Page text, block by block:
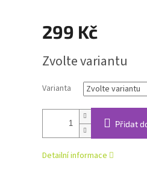
299 Kč
cena:
Zvolte variantu
Varianta
Přidat
Detailní informace